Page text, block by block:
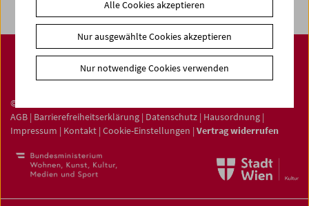
© Österreichisches Filmmuseum 2026
AGB | Barrierefreiheitserklärung | Datenschutz | Hausordnung |
Impressum | Kontakt | Cookie-Einstellungen | Vertrag widerrufen
Alle Cookies akzeptieren
Nur ausgewählte Cookies akzeptieren
Nur notwendige Cookies verwenden